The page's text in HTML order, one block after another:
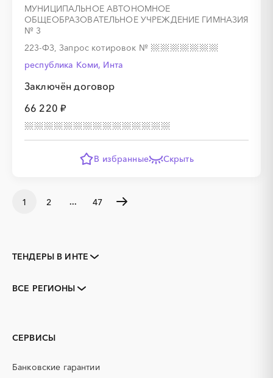
МУНИЦИПАЛЬНОЕ АВТОНОМНОЕ
ОБЩЕОБРАЗОВАТЕЛЬНОЕ УЧРЕЖДЕНИЕ ГИМНАЗИЯ
№ 3
223-ФЗ, Запрос котировок №
республика Коми, Инта
Заключён договор
66 220 ₽
В избранные Скрыть
1 2 ... 47
ТЕНДЕРЫ В ИНТЕ
Тендеры заводов
PR
ВСЕ РЕГИОНЫ
г. Усинск
СЕРВИСЫ
Банковские гарантии